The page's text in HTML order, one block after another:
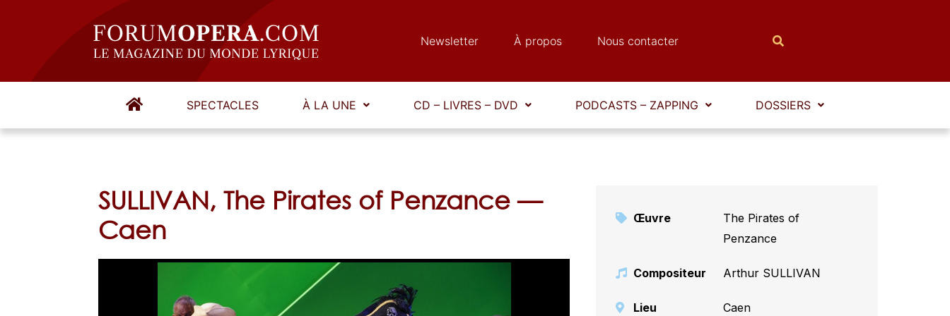
Newsletter À propos Nous contacter
SPECTACLES À LA UNE CD – LIVRES – DVD PODCASTS – ZAPPING DOSSIERS
SULLIVAN, The Pirates of Penzance —
Caen
Œuvre
The Pirates of
Penzance
Compositeur Arthur SULLIVAN
Lieu Caen